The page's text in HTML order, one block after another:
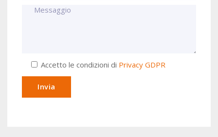
Accetto le condizioni di Privacy GDPR